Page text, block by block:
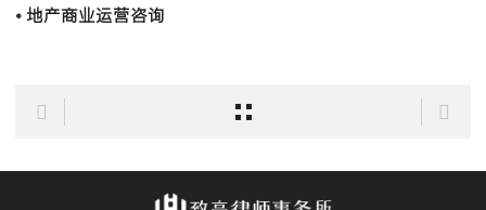
• 地产商业运营咨询